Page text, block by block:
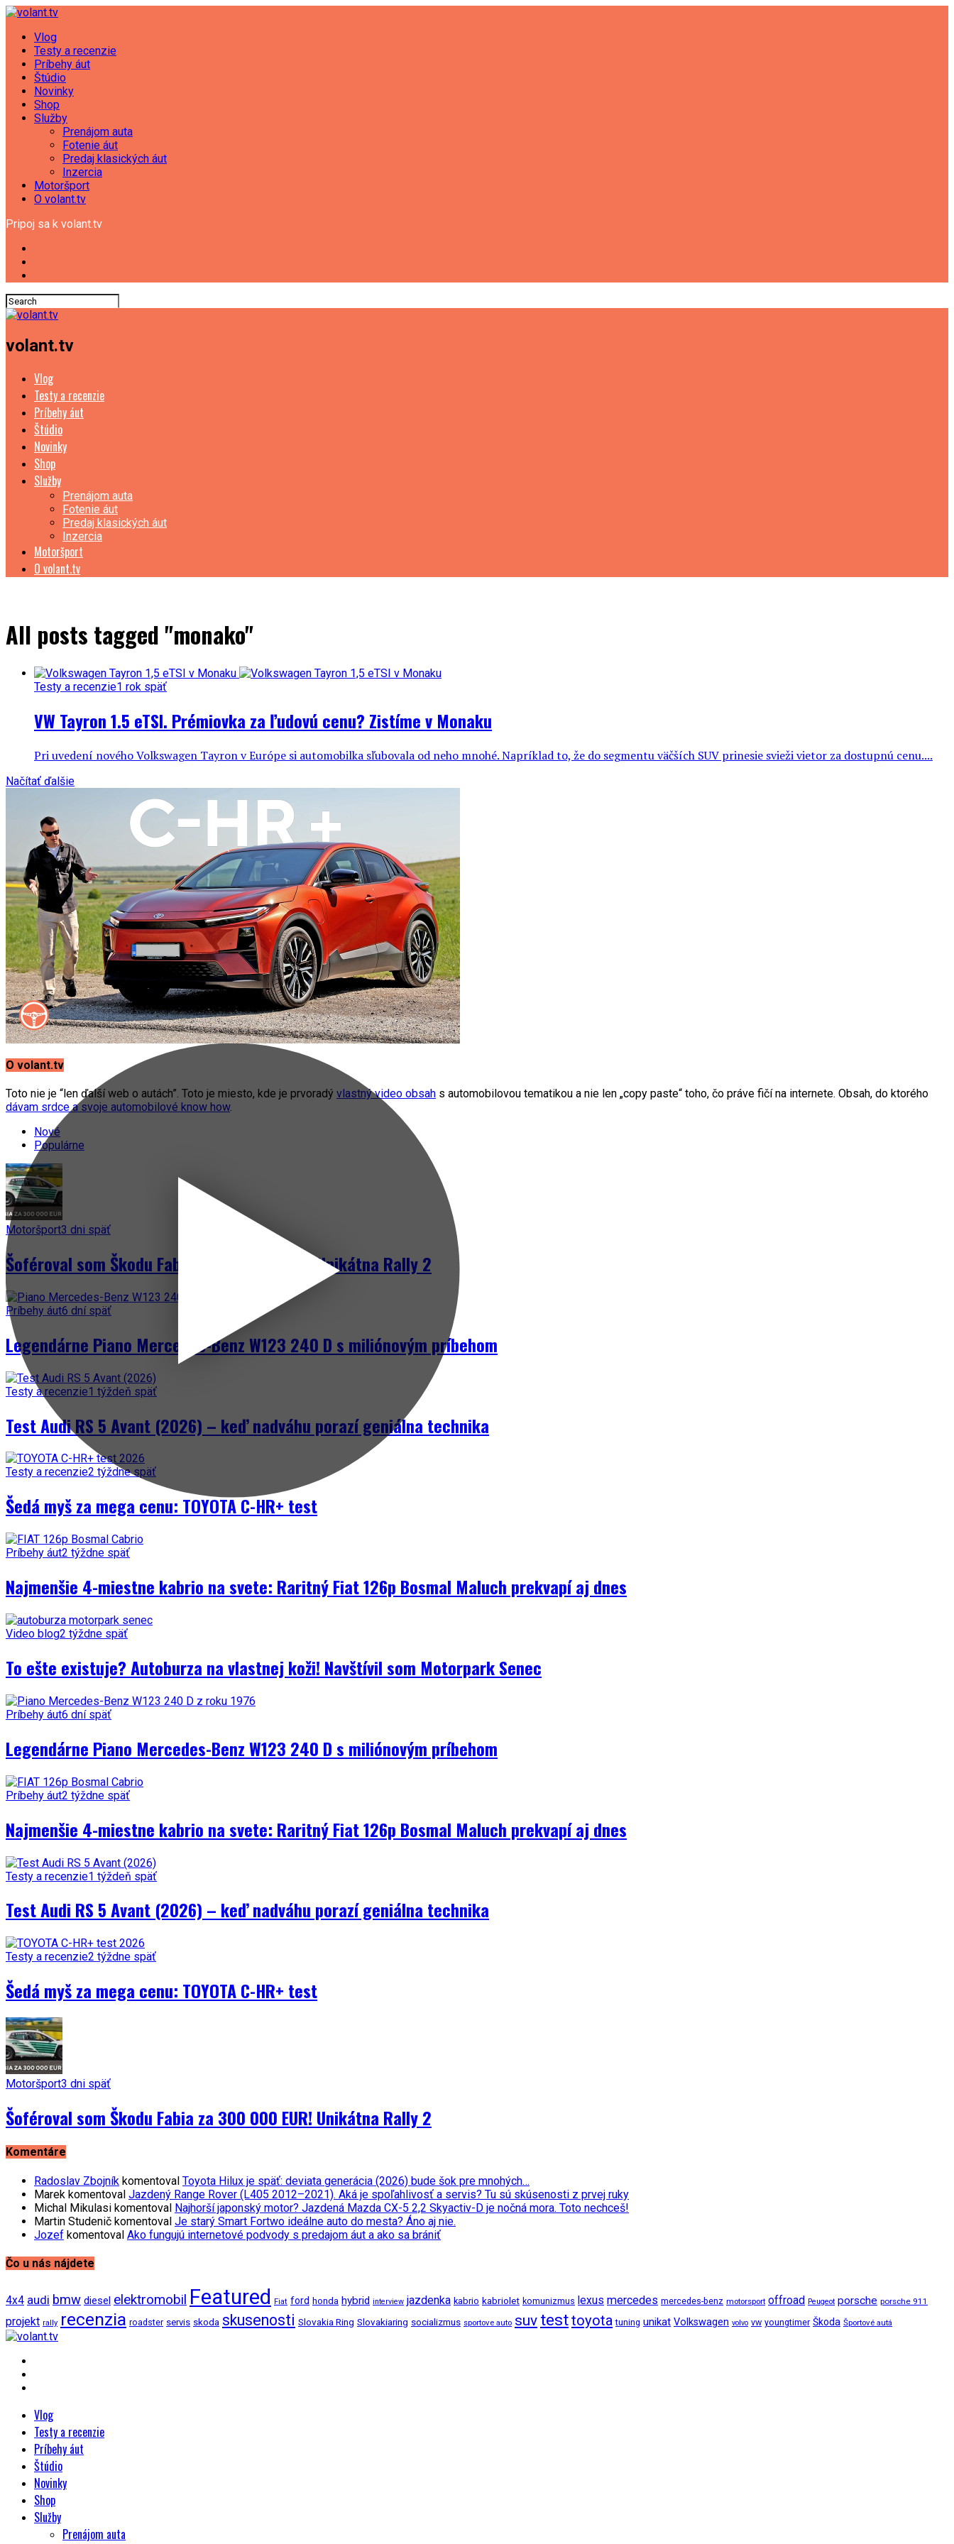
Vlog
Testy a recenzie
Príbehy áut
Štúdio
Novinky
Shop
Služby
Prenájom auta
Fotenie áut
Predaj klasických áut
Inzercia
Motoršport
O volant.tv
Pripoj sa k volant.tv
volant.tv
Vlog
Testy a recenzie
Príbehy áut
Štúdio
Novinky
Shop
Služby
Prenájom auta
Fotenie áut
Predaj klasických áut
Inzercia
Motoršport
O volant.tv
All posts tagged "monako"
Testy a recenzie1 rok späť
VW Tayron 1.5 eTSI. Prémiovka za ľudovú cenu? Zistíme v Monaku
Pri uvedení nového Volkswagen Tayron v Európe si automobilka sľubovala od neho mnohé. Napríklad to, že do segmentu väčších SUV prinesie svieži vietor za dostupnú cenu....
Načítať ďalšie
O volant.tv
Toto nie je “len ďalší web o autách”. Toto je miesto, kde je prvoradý vlastný video obsah s automobilovou tematikou a nie len „copy paste“ toho, čo práve fičí na internete. Obsah, do ktorého
dávam srdce a svoje automobilové know how.
Nové
Populárne
Motoršport3 dni späť
Šoféroval som Škodu Fabia za 300 000 EUR! Unikátna Rally 2
Príbehy áut6 dní späť
Legendárne Piano Mercedes-Benz W123 240 D s miliónovým príbehom
Testy a recenzie1 týždeň späť
Test Audi RS 5 Avant (2026) – keď nadváhu porazí geniálna technika
Testy a recenzie2 týždne späť
Šedá myš za mega cenu: TOYOTA C-HR+ test
Príbehy áut2 týždne späť
Najmenšie 4-miestne kabrio na svete: Raritný Fiat 126p Bosmal Maluch prekvapí aj dnes
Video blog2 týždne späť
To ešte existuje? Autoburza na vlastnej koži! Navštívil som Motorpark Senec
Príbehy áut6 dní späť
Legendárne Piano Mercedes-Benz W123 240 D s miliónovým príbehom
Príbehy áut2 týždne späť
Najmenšie 4-miestne kabrio na svete: Raritný Fiat 126p Bosmal Maluch prekvapí aj dnes
Testy a recenzie1 týždeň späť
Test Audi RS 5 Avant (2026) – keď nadváhu porazí geniálna technika
Testy a recenzie2 týždne späť
Šedá myš za mega cenu: TOYOTA C-HR+ test
Motoršport3 dni späť
Šoféroval som Škodu Fabia za 300 000 EUR! Unikátna Rally 2
Komentáre
Radoslav Zbojník komentoval Toyota Hilux je späť: deviata generácia (2026) bude šok pre mnohých…
Marek komentoval Jazdený Range Rover (L405 2012–2021). Aká je spoľahlivosť a servis? Tu sú skúsenosti z prvej ruky
Michal Mikulasi komentoval Najhorší japonský motor? Jazdená Mazda CX-5 2,2 Skyactiv-D je nočná mora. Toto nechceš!
Martin Studenič komentoval Je starý Smart Fortwo ideálne auto do mesta? Áno aj nie.
Jozef komentoval Ako fungujú internetové podvody s predajom áut a ako sa brániť
Čo u nás nájdete
4x4 audi bmw diesel elektromobil Featured Fiat ford honda hybrid interview jazdenka kabrio kabriolet komunizmus lexus mercedes mercedes-benz motorsport offroad Peugeot porsche porsche 911
projekt rally recenzia roadster servis skoda skusenosti Slovakia Ring Slovakiaring socializmus sportove auto suv testtoyota tuning unikat Volkswagen volvo vw youngtimer Škoda Športové autá
Vlog
Testy a recenzie
Príbehy áut
Štúdio
Novinky
Shop
Služby
Prenájom auta